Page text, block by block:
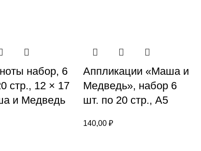
набор, 6
стр., 12 × 17
и Медведь
Аппликации «Маша и
Медведь», набор 6
шт. по 20 стр., А5
140,00 ₽